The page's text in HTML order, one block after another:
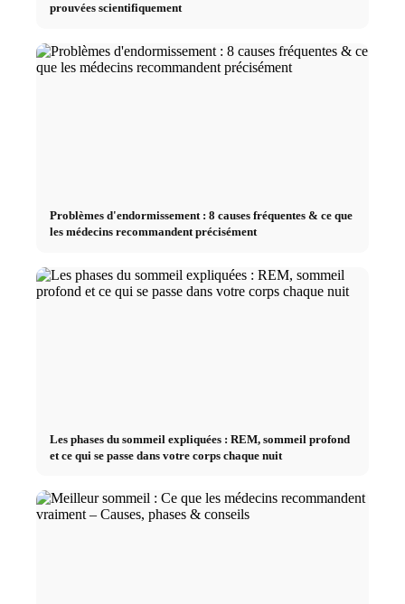
prouvées scientifiquement
Problèmes d'endormissement : 8 causes fréquentes & ce que
les médecins recommandent précisément
Les phases du sommeil expliquées : REM, sommeil profond
et ce qui se passe dans votre corps chaque nuit